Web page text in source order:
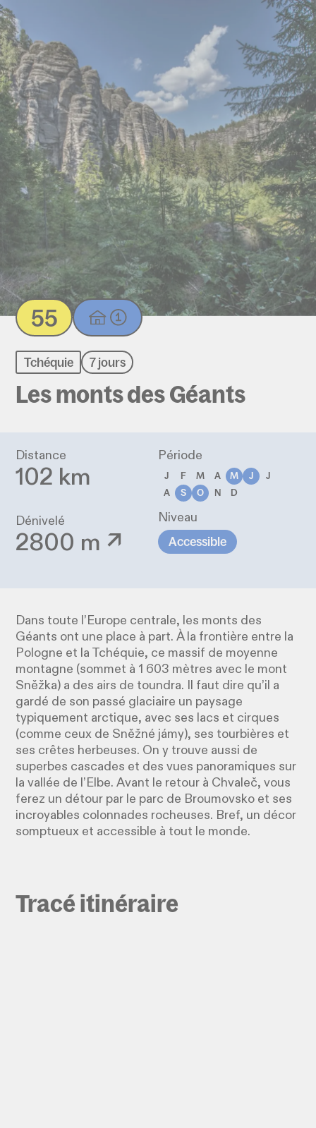
55
Tchéquie 7 jours
Les monts des Géants
Distance
102 km
Dénivelé
2800 m ↗
Période
J
F M A M J
J
A
S O N
D
Niveau
Accessible
Dans toute l’Europe centrale, les monts des
Géants ont une place à part. À la frontière entre la
Pologne et la Tchéquie, ce massif de moyenne
montagne (sommet à 1 603 mètres avec le mont
Sněžka) a des airs de toundra. Il faut dire qu’il a
gardé de son passé glaciaire un paysage
typiquement arctique, avec ses lacs et cirques
(comme ceux de Sněžné jámy), ses tourbières et
ses crêtes herbeuses. On y trouve aussi de
superbes cascades et des vues panoramiques sur
la vallée de l’Elbe. Avant le retour à Chvaleč, vous
ferez un détour par le parc de Broumovsko et ses
incroyables colonnades rocheuses. Bref, un décor
somptueux et accessible à tout le monde.
Tracé itinéraire